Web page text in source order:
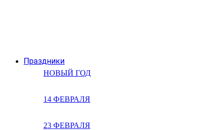
Праздники
НОВЫЙ ГОД
14 ФЕВРАЛЯ
23 ФЕВРАЛЯ